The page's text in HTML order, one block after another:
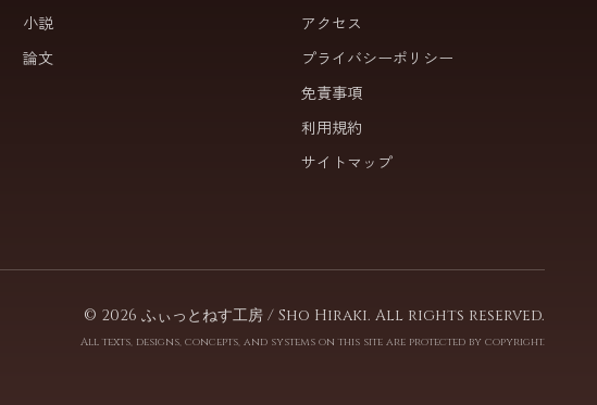
小説
論文
アクセス
プライバシーポリシー
免責事項
利用規約
サイトマップ
© 2026 ふぃっとねす工房 / Sho Hiraki. All rights reserved.
All texts, designs, concepts, and systems on this site are protected by copyright.